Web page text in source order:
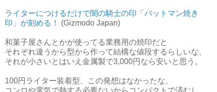
ライターにつけるだけで闇の騎士の印「バットマン焼き
印」が刻める！
(Gizmodo Japan)
和菓子屋さんとかが使ってる業務用の焼印だと
それぞれ違うから型から作って結構な値段するらしいな、
それが小さいとはいえ金属製で3,000円なら安いと思う。
100円ライター装着型、この発想はなかったな、
コンロや電気で熱する必要ないからコンパクトで済むし、